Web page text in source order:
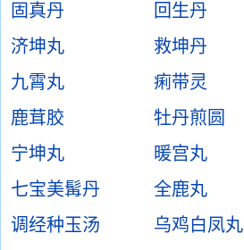
固真丹
回生丹
济坤丸
救坤丹
九霄丸
痢带灵
鹿茸胶
牡丹煎圆
宁坤丸
暖宫丸
七宝美髯丹
全鹿丸
调经种玉汤
乌鸡白凤丸